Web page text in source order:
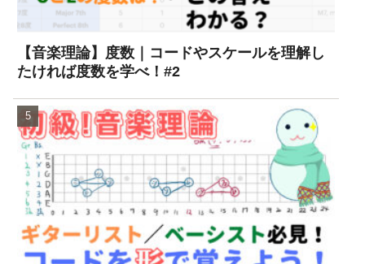
【音楽理論】度数｜コードやスケールを理解し
たければ度数を学べ！#2